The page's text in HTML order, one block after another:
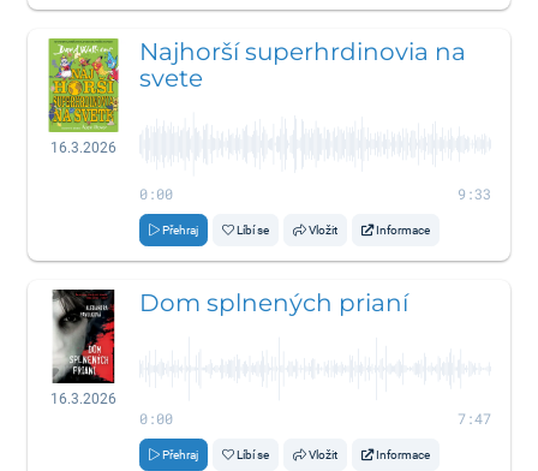
16.3.2026
Najhorší superhrdinovia na
svete
0:00 9:33
Přehraj Líbí se Vložit Informace
16.3.2026
Dom splnených prianí
0:00 7:47
Přehraj Líbí se Vložit Informace